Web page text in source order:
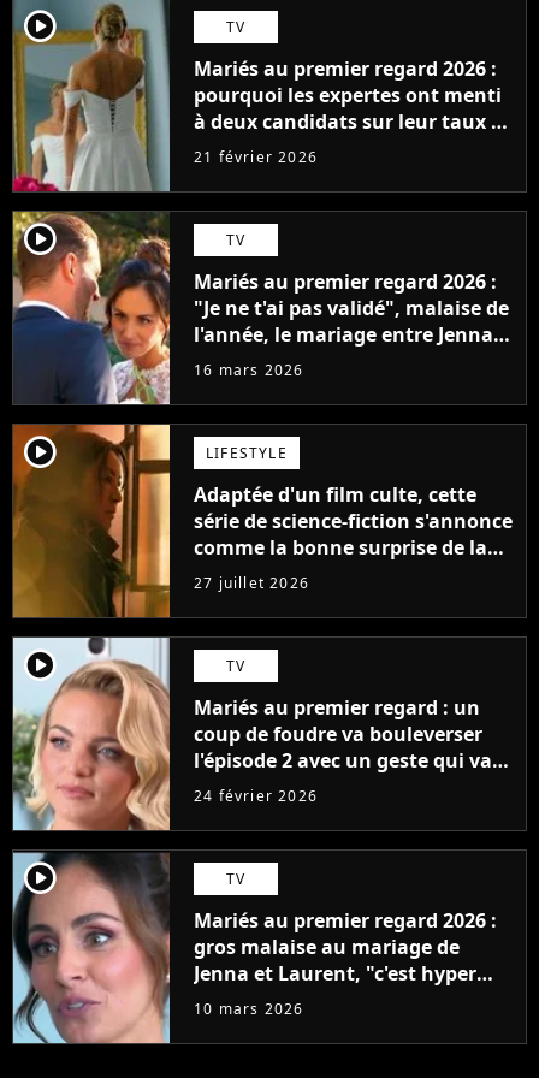
player2 TV
Mariés au premier regard 2026 :
pourquoi les expertes ont menti
à deux candidats sur leur taux de
compatibilité
21 février 2026
player2 TV
Mariés au premier regard 2026 :
"Je ne t'ai pas validé", malaise de
l'année, le mariage entre Jenna
et Laurent tourne à la
16 mars 2026
player2 LIFESTYLE
Adaptée d'un film culte, cette
série de science-fiction s'annonce
comme la bonne surprise de la
fin d'année
27 juillet 2026
player2 TV
Mariés au premier regard : un
coup de foudre va bouleverser
l'épisode 2 avec un geste qui va
faire fondre les proches
24 février 2026
player2 TV
Mariés au premier regard 2026 :
gros malaise au mariage de
Jenna et Laurent, "c'est hyper
gênant"
10 mars 2026